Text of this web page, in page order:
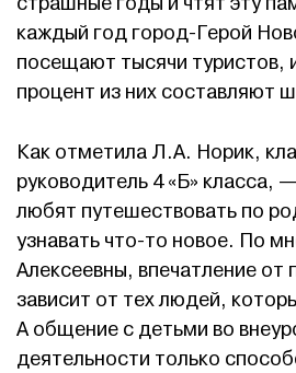
каждый год город-Герой
посещают тысячи туристов,
процент из них составляют
Как отметила Л.А. Норик,
руководитель 4 «Б» класса,
любят путешествовать по
узнавать что-то новое. По
Алексеевны, впечатление от
зависит от тех людей,
А общение с детьми во
деятельности только